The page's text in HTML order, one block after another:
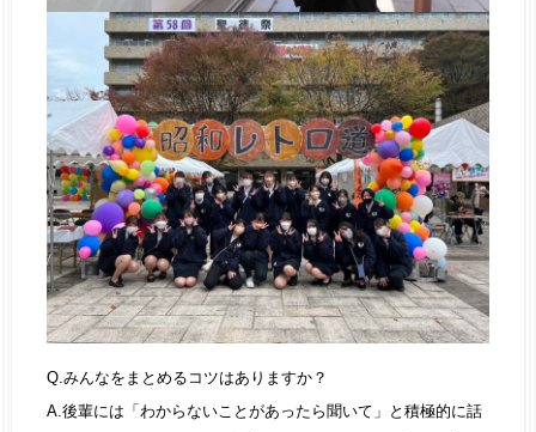
Q.みんなをまとめるコツはありますか？
A.後輩には「わからないことがあったら聞いて」と積極的に話